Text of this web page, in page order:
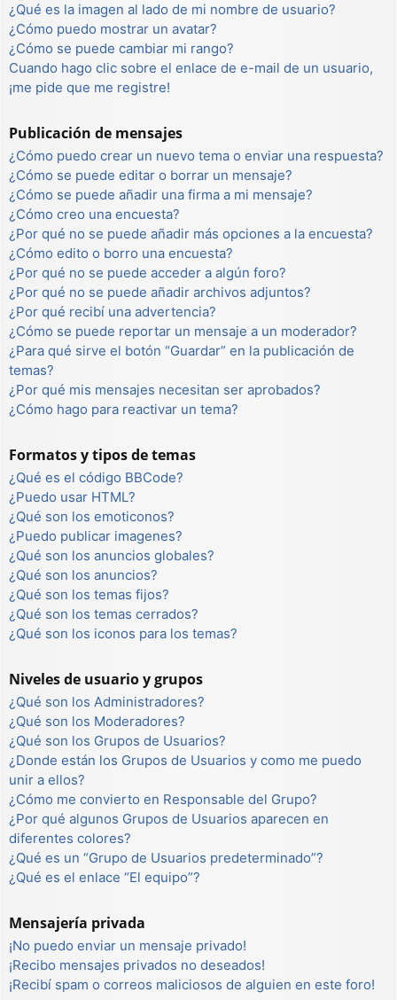
¿Qué es la imagen al lado de mi nombre de usuario?
¿Cómo puedo mostrar un avatar?
¿Cómo se puede cambiar mi rango?
Cuando hago clic sobre el enlace de e-mail de un usuario,
¡me pide que me registre!
Publicación de mensajes
¿Cómo puedo crear un nuevo tema o enviar una respuesta?
¿Cómo se puede editar o borrar un mensaje?
¿Cómo se puede añadir una firma a mi mensaje?
¿Cómo creo una encuesta?
¿Por qué no se puede añadir más opciones a la encuesta?
¿Cómo edito o borro una encuesta?
¿Por qué no se puede acceder a algún foro?
¿Por qué no se puede añadir archivos adjuntos?
¿Por qué recibí una advertencia?
¿Cómo se puede reportar un mensaje a un moderador?
¿Para qué sirve el botón “Guardar” en la publicación de
temas?
¿Por qué mis mensajes necesitan ser aprobados?
¿Cómo hago para reactivar un tema?
Formatos y tipos de temas
¿Qué es el código BBCode?
¿Puedo usar HTML?
¿Qué son los emoticonos?
¿Puedo publicar imagenes?
¿Qué son los anuncios globales?
¿Qué son los anuncios?
¿Qué son los temas fijos?
¿Qué son los temas cerrados?
¿Qué son los iconos para los temas?
Niveles de usuario y grupos
¿Qué son los Administradores?
¿Qué son los Moderadores?
¿Qué son los Grupos de Usuarios?
¿Donde están los Grupos de Usuarios y como me puedo
unir a ellos?
¿Cómo me convierto en Responsable del Grupo?
¿Por qué algunos Grupos de Usuarios aparecen en
diferentes colores?
¿Qué es un “Grupo de Usuarios predeterminado”?
¿Qué es el enlace “El equipo”?
Mensajería privada
¡No puedo enviar un mensaje privado!
¡Recibo mensajes privados no deseados!
¡Recibí spam o correos maliciosos de alguien en este foro!